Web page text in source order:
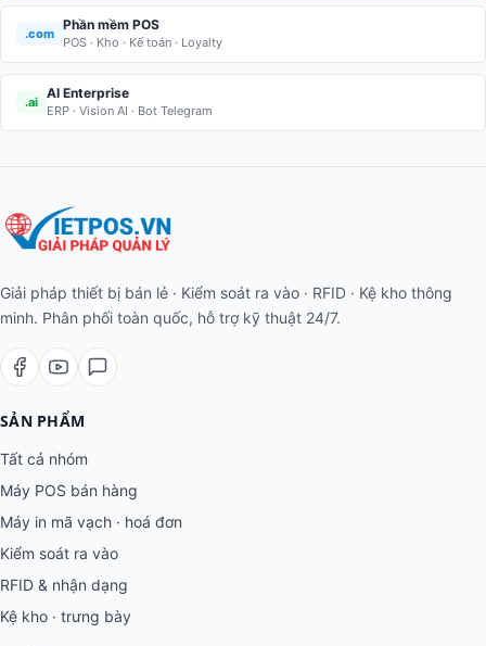
.com
Phần mềm POS
POS · Kho · Kế toán · Loyalty
.ai
AI Enterprise
ERP · Vision AI · Bot Telegram
Giải pháp thiết bị bán lẻ · Kiểm soát ra vào · RFID · Kệ kho thông
minh. Phân phối toàn quốc, hỗ trợ kỹ thuật 24/7.
SẢN PHẨM
Tất cả nhóm
Máy POS bán hàng
Máy in mã vạch · hoá đơn
Kiểm soát ra vào
RFID & nhận dạng
Kệ kho · trưng bày